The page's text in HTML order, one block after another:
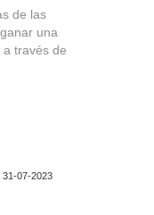
de las
una
través de
31-07-2023
son las más o
navegan por el sitio.
cookies es
Google, Inc. Puedes